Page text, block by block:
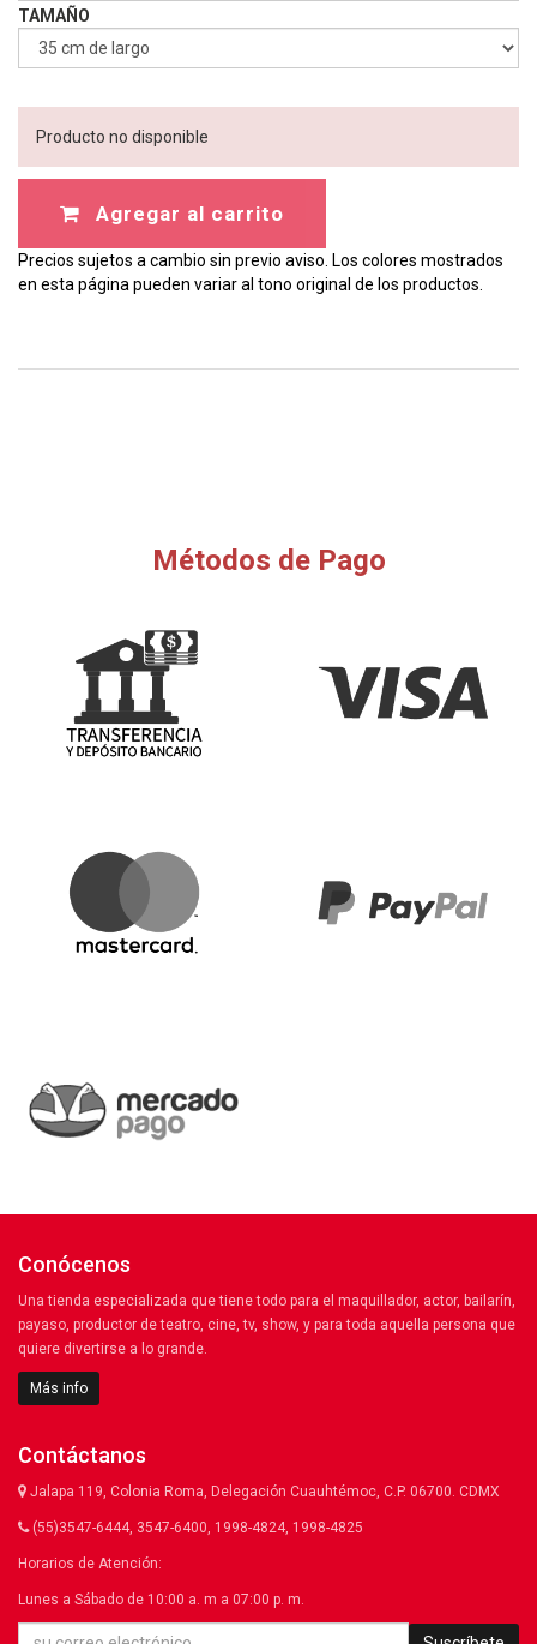
TAMAÑO
Producto no disponible
Agregar al carrito
Precios sujetos a cambio sin previo aviso. Los colores mostrados
en esta página pueden variar al tono original de los productos.
Métodos de Pago
Conócenos
Una tienda especializada que tiene todo para el maquillador, actor, bailarín,
payaso, productor de teatro, cine, tv, show, y para toda aquella persona que
quiere divertirse a lo grande.
Más info
Contáctanos
Jalapa 119, Colonia Roma, Delegación Cuauhtémoc, C.P. 06700. CDMX
(55)3547-6444, 3547-6400, 1998-4824, 1998-4825
Horarios de Atención:
Lunes a Sábado de 10:00 a. m a 07:00 p. m.